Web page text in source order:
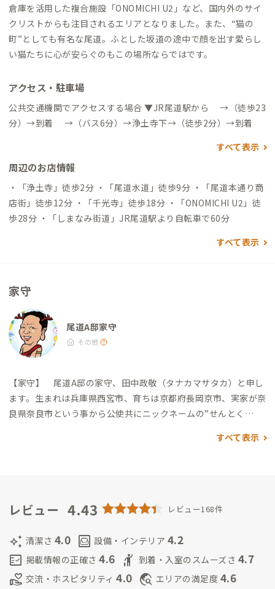
倉庫を活用した複合施設「ONOMICHI U2」など、国内外のサイ
クリストからも注目されるエリアとなりました。また、“猫の
町”としても有名な尾道。ふとした坂道の途中で顔を出す愛らし
い猫たちに心が安らぐのもこの場所ならではです。
アクセス・駐車場
公共交通機関でアクセスする場合 ▼JR尾道駅から →（徒歩23
分）→到着 →（バス6分）→浄土寺下→（徒歩2分）→到着
すべて表示
周辺のお店情報
・「浄土寺」徒歩2分 ・「尾道水道」徒歩9分 ・「尾道本通り商
店街」徒歩12分 ・「千光寺」徒歩18分 ・「ONOMICHI U2」徒
歩28分 ・「しまなみ街道」JR尾道駅より自転車で60分
すべて表示
家守
尾道A邸家守
その他
【家守】
尾道A邸の家守、田中政敬（タナカマサタカ）と申し
ます。 生まれは兵庫県西宮市、育ちは京都府長岡京市、実家が奈
良県奈良市という事から公使共にニックネームの”せんとく
現在隣の三原市在住でリモートワーク
すべて表示
レビュー 4.43 レビュー168件
auto_awesome 清潔さ 4.0 living 設備・インテリア 4.2
fact_check 掲載情報の正確さ 4.6 hail 到着・入室のスムーズさ 4.7
volunteer_activism 交流・ホスピタリティ 4.0 travel_explore エリアの満足度 4.6